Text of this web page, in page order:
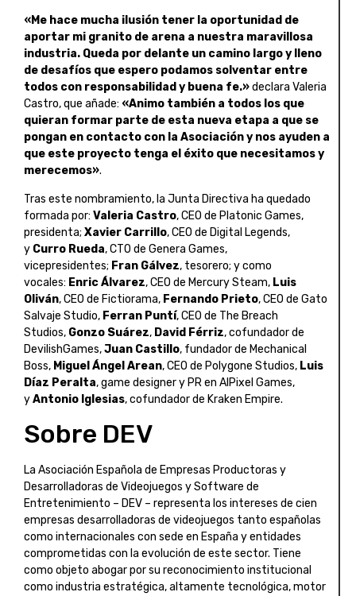
«Me hace mucha ilusión tener la oportunidad de
aportar mi granito de arena a nuestra maravillosa
industria. Queda por delante un camino largo y lleno
de desafíos que espero podamos solventar entre
todos con responsabilidad y buena fe.»declara Valeria
Castro, que añade: «Animo también a todos los que
quieran formar parte de esta nueva etapa a que se
pongan en contacto con la Asociación y nos ayuden a
que este proyecto tenga el éxito que necesitamos y
merecemos».
Tras este nombramiento, la Junta Directiva ha quedado
formada por: Valeria Castro, CEO de Platonic Games,
presidenta; Xavier Carrillo, CEO de Digital Legends,
y Curro Rueda, CTO de Genera Games,
vicepresidentes; Fran Gálvez, tesorero; y como
vocales: Enric Álvarez, CEO de Mercury Steam, Luis
Oliván, CEO de Fictiorama, Fernando Prieto, CEO de Gato
Salvaje Studio, Ferran Puntí, CEO de The Breach
Studios, Gonzo Suárez, David Férriz, cofundador de
DevilishGames,Juan Castillo, fundador de Mechanical
Boss, Miguel Ángel Arean, CEO de Polygone Studios, Luis
Díaz Peralta, game designer y PR en AlPixel Games,
yAntonio Iglesias, cofundador de Kraken Empire.
Sobre DEV
La Asociación Española de Empresas Productoras y
Desarrolladoras de Videojuegos y Software de
Entretenimiento – DEV – representa los intereses de cien
empresas desarrolladoras de videojuegos tanto españolas
como internacionales con sede en España y entidades
comprometidas con la evolución de este sector. Tiene
como objeto abogar por su reconocimiento institucional
como industria estratégica, altamente tecnológica, motor